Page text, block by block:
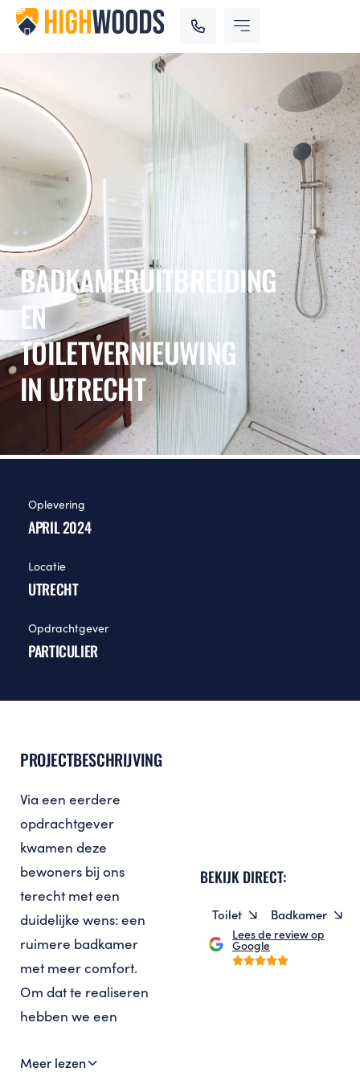
BADKAMERUITBREIDING
EN
TOILETVERNIEUWING
IN UTRECHT
Oplevering
APRIL 2024
Locatie
UTRECHT
Opdrachtgever
PARTICULIER
PROJECTBESCHRIJVING
Via een eerdere
opdrachtgever
kwamen deze
bewoners bij ons
terecht met een
duidelijke wens: een
ruimere badkamer
met meer comfort.
Om dat te realiseren
hebben we een
omgebouwd tot
Meer lezen
BEKIJK DIRECT:
Toilet Badkamer
Lees de review op
Google